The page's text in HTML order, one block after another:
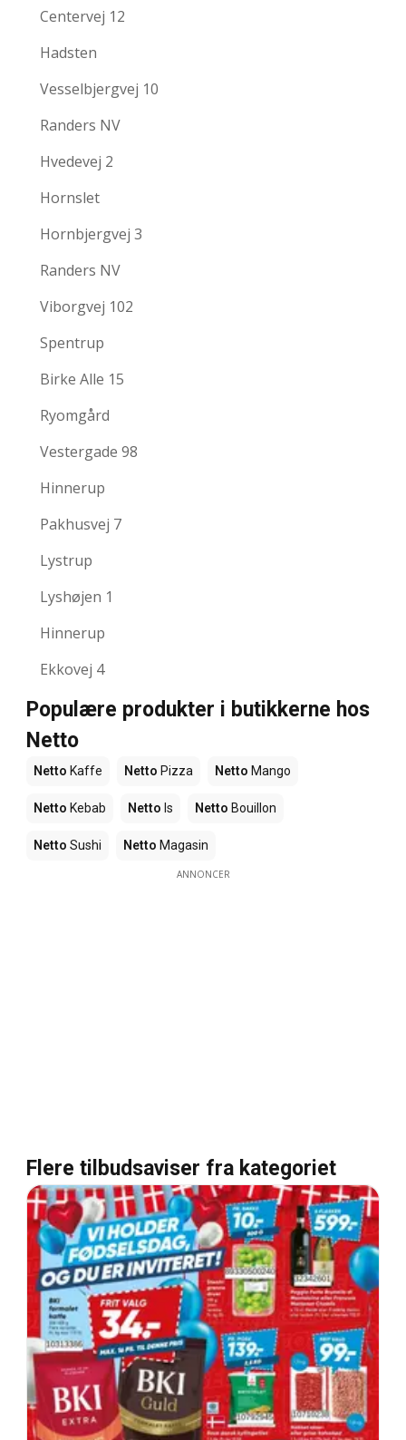
Centervej 12
Hadsten
Vesselbjergvej 10
Randers NV
Hvedevej 2
Hornslet
Hornbjergvej 3
Randers NV
Viborgvej 102
Spentrup
Birke Alle 15
Ryomgård
Vestergade 98
Hinnerup
Pakhusvej 7
Lystrup
Lyshøjen 1
Hinnerup
Ekkovej 4
Populære produkter i butikkerne hos
Netto
Netto Kaffe Netto Pizza Netto Mango
Netto Kebab Netto Is Netto Bouillon
Netto Sushi Netto Magasin
ANNONCER
Flere tilbudsaviser fra kategoriet